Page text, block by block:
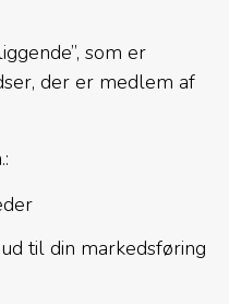
som er
der er medlem af
til din markedsføring